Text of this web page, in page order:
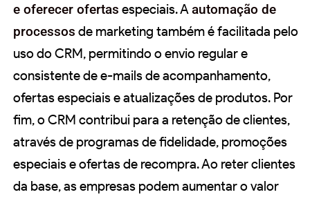
e oferecer ofertas especiais. A automação de
processos de marketing também é facilitada pelo
uso do CRM, permitindo o envio regular e
consistente de e-mails de acompanhamento,
ofertas especiais e atualizações de produtos. Por
fim, o CRM contribui para a retenção de clientes,
através de programas de fidelidade, promoções
especiais e ofertas de recompra. Ao reter clientes
da base, as empresas podem aumentar o valor